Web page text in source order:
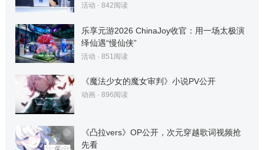
活动 · 842阅读
乐享元游2026 ChinaJoy收官：用一场太极演
绎仙遇“慢仙侠”
活动 · 851 阅读
《魔法少女的魔女审判》小说PV公开
动画· 896阅读
《凸拉vers》OP公开，次元穿越歌词视频抢
先看